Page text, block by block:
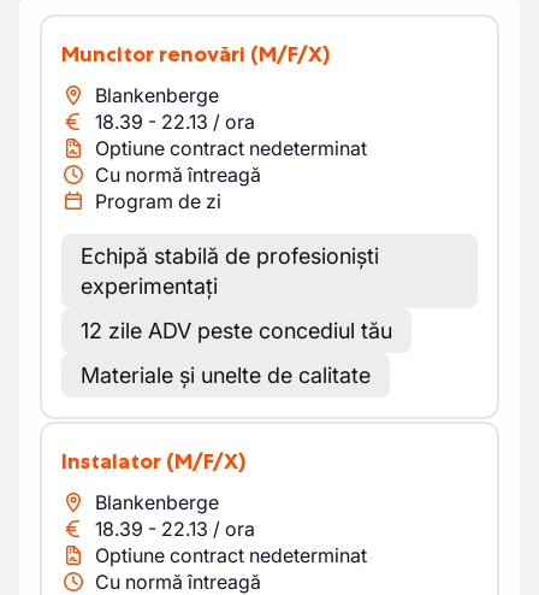
Muncitor renovări (M/F/X)
Blankenberge
18.39 - 22.13 / ora
Optiune contract nedeterminat
Cu normă întreagă
Program de zi
Echipă stabilă de profesioniști
experimentați
12 zile ADV peste concediul tău
Materiale și unelte de calitate
Instalator (M/F/X)
Blankenberge
18.39 - 22.13 / ora
Optiune contract nedeterminat
Cu normă întreagă